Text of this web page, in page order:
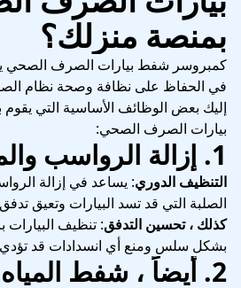
بمنصة منزلك؟
كمبروسر شفط بيارات الصرف الصحي
في الحفاظ على نظافة وصحة نظام
إليك بعض الوظائف الأساسية التي
بيارات الصرف الصحي:
1. إزالة الرواسب
التنظيف الدوري: يساعد في إزالة
الصلبة التي قد تسد البيارات وتعيق تدفق
كذلك ، تحسين التدفق: تنظيف البيارات
بشكل سلس ومنع أي انسدادات قد
2. أيضاً ، شفط المياه